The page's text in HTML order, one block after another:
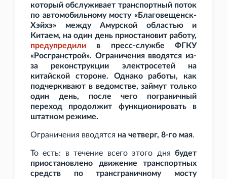
который обслуживает транспортный поток
по автомобильному мосту «Благовещенск-
Хэйхэ» между Амурской областью и
Китаем, на один день приостановит работу,
предупредили в пресс-службе ФГКУ
«Росгранстрой». Ограничения вводятся из-
за реконструкции электросетей на
китайской стороне. Однако работы, как
подчеркивают в ведомстве, займут только
один день, после чего пограничный
переход продолжит функционировать в
штатном режиме.
Ограничения вводятся на четверг, 8-го мая.
То есть: в течение всего этого дня будет
приостановлено движение транспортных
средств по трансграничному мосту